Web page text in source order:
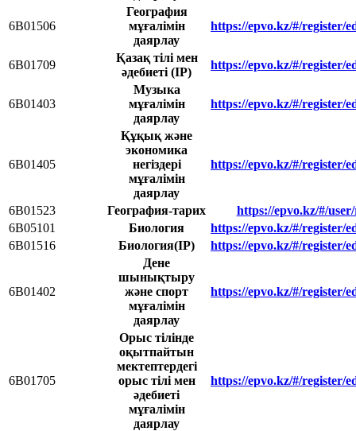
6В01506
География
мұғалімін
даярлау
https://epvo.kz/#/register/
6В01709
Қазақ тілі мен
әдебиеті (ІР)
https://epvo.kz/#/register/
6В01403
Музыка
мұғалімін
даярлау
https://epvo.kz/#/register/
6В01405
Құқық және
экономика
негіздері
мұғалімін
даярлау
https://epvo.kz/#/register/
6B01523 География-тарих
https://epvo.kz/#/
6В05101
Биология
https://epvo.kz/#/register/
6B01516
Биология(IP) https://epvo.kz/#/register/
6B01402
Дене
шынықтыру
және спорт
мұғалімін
даярлау
https://epvo.kz/#/register/
6В01705
Орыс тілінде
оқытпайтын
мектептердегі
орыс тілі мен
әдебиеті
мұғалімін
даярлау
https://epvo.kz/#/register/